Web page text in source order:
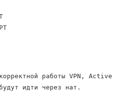
работы VPN, Active
идти через нат.